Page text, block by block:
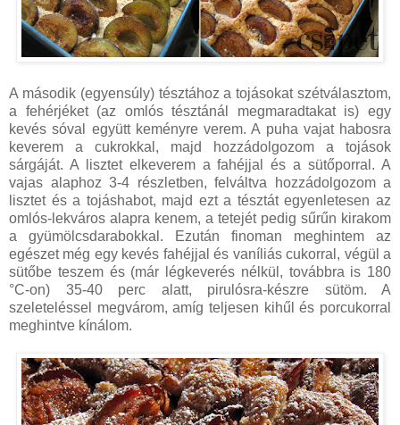
A második (egyensúly) tésztához a tojásokat szétválasztom,
a fehérjéket (az omlós tésztánál megmaradtakat is) egy
kevés sóval együtt keményre verem. A puha vajat habosra
keverem a cukrokkal, majd hozzádolgozom a tojások
sárgáját. A lisztet elkeverem a fahéjjal és a sütőporral. A
vajas alaphoz 3-4 részletben, felváltva hozzádolgozom a
lisztet és a tojáshabot, majd ezt a tésztát egyenletesen az
omlós-lekváros alapra kenem, a tetejét pedig sűrűn kirakom
a gyümölcsdarabokkal. Ezután finoman meghintem az
egészet még egy kevés fahéjjal és vaníliás cukorral, végül a
sütőbe teszem és (már légkeverés nélkül, továbbra is 180
°C-on) 35-40 perc alatt, pirulósra-készre sütöm. A
szeleteléssel megvárom, amíg teljesen kihűl és porcukorral
meghintve kínálom.